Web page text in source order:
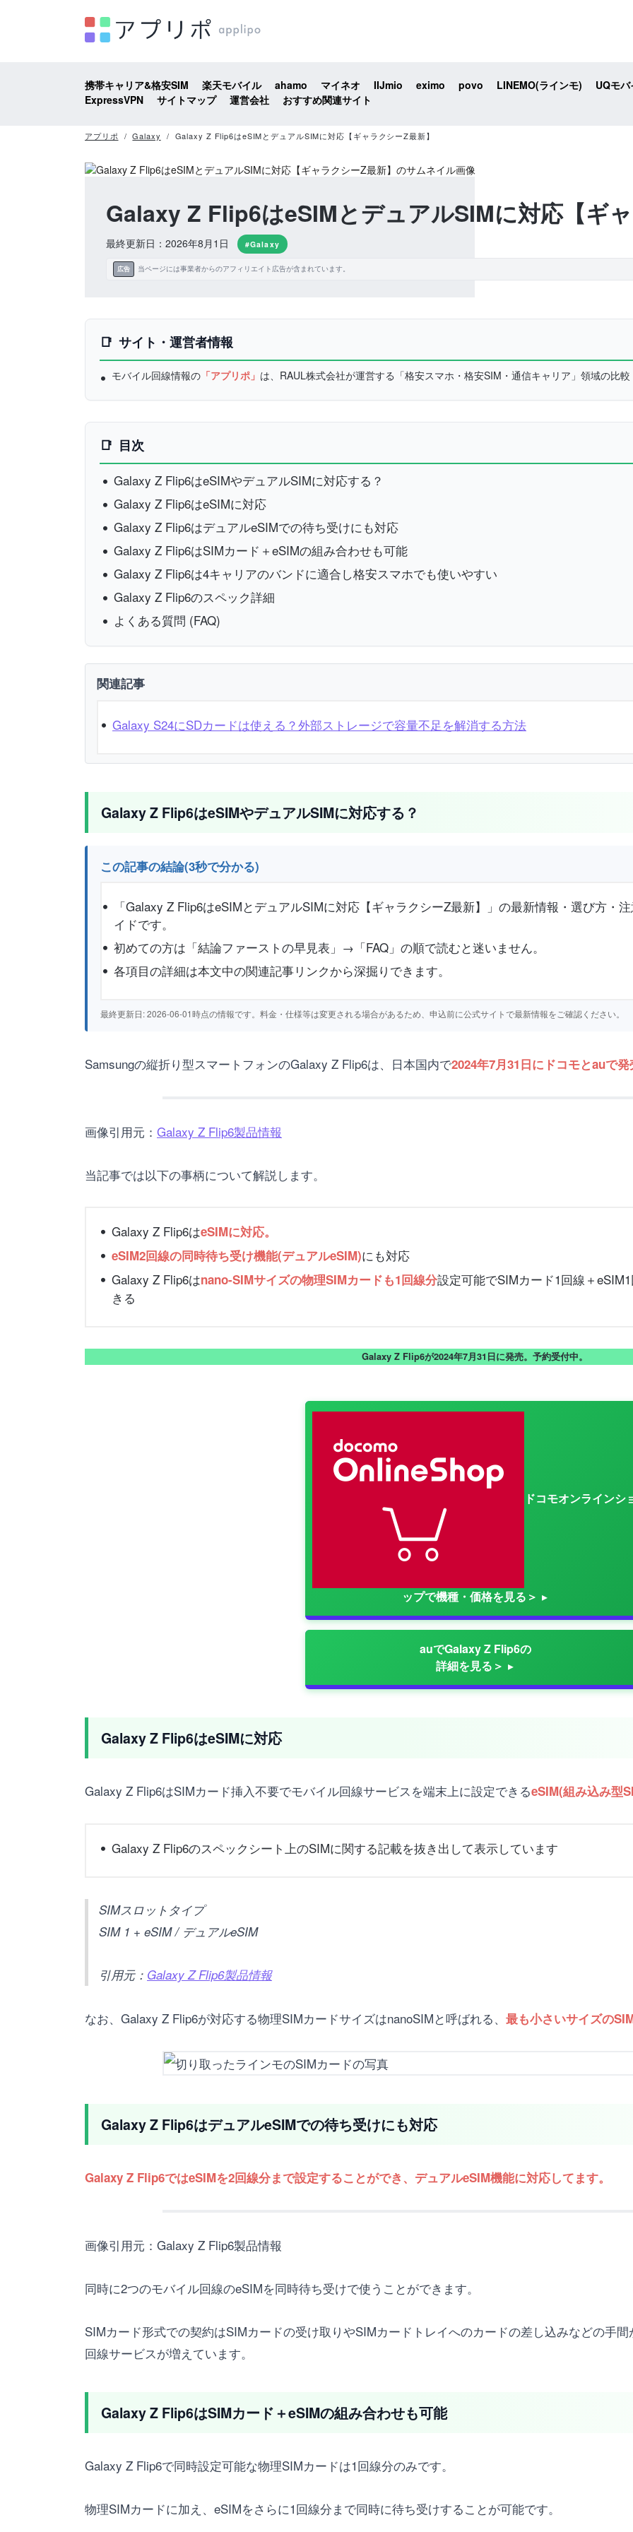
携帯キャリア&格安SIM 楽天モバイル ahamo マイネオ IIJmio eximo povo LINEMO(ラインモ) UQモ
ExpressVPN
サイトマップ 運営会社 おすすめ関連サイト
アプリポ Galaxy Galaxy Z Flip6はeSIMとデュアルSIMに対応【ギャラクシーZ最新】
Galaxy Z Flip6はeSIMとデュアルSIMに対応【ギャ
最終更新日：2026年8月1日 #Galaxy
広告 当ページには事業者からのアフィリエイト広告が含まれています。
サイト・運営者情報
モバイル回線情報の 「アプリポ」 は、RAUL株式会社が運営する「格安スマホ・格安SIM・通信キャリア」領域の比較
目次
Galaxy Z Flip6はeSIMやデュアルSIMに対応する？
Galaxy Z Flip6はeSIMに対応
Galaxy Z Flip6はデュアルeSIMでの待ち受けにも対応
Galaxy Z Flip6はSIMカード＋eSIMの組み合わせも可能
Galaxy Z Flip6は4キャリアのバンドに適合し格安スマホでも使いやすい
Galaxy Z Flip6のスペック詳細
よくある質問 (FAQ)
関連記事
Galaxy S24にSDカードは使える？外部ストレージで容量不足を解消する方法
Galaxy Z Flip6はeSIMやデュアルSIMに対応する？
この記事の結論(3秒で分かる)
「Galaxy Z Flip6はeSIMとデュアルSIMに対応【ギャラクシーZ最新】」の最新情報・選び方・
イドです。
初めての方は「結論ファーストの早見表」→「FAQ」の順で読むと迷いません。
各項目の詳細は本文中の関連記事リンクから深掘りできます。
最終更新日: 2026-06-01時点の情報です。料金・仕様等は変更される場合があるため、申込前に公式サイトで最新情報をご確認ください。
Samsungの縦折り型スマートフォンのGalaxy Z Flip6は、日本国内で2024年7月31日にドコモとauで発
画像引用元： Galaxy Z Flip6製品情報
当記事では以下の事柄について解説します。
Galaxy Z Flip6はeSIMに対応。
eSIM2回線の同時待ち受け機能(デュアルeSIM)にも対応
Galaxy Z Flip6はnano-SIMサイズの物理SIMカードも1回線分設定可能でSIMカード1回線＋
きる
Galaxy Z Flip6が2024年7月31日に発売。予約受付中。
ドコモオンラインシ
ップで機種・価格を見る＞
auでGalaxy Z Flip6の
詳細を見る＞
Galaxy Z Flip6はeSIMに対応
Galaxy Z Flip6はSIMカード挿入不要でモバイル回線サービスを端末上に設定できるeSIM(組み込み型
Galaxy Z Flip6のスペックシート上のSIMに関する記載を抜き出して表示しています
SIMスロットタイプ
SIM 1 + eSIM / デュアルeSIM
引用元： Galaxy Z Flip6製品情報
なお、Galaxy Z Flip6が対応する物理SIMカードサイズはnanoSIMと呼ばれる、 最も小さいサイズの
Galaxy Z Flip6はデュアルeSIMでの待ち受けにも対応
Galaxy Z Flip6ではeSIMを2回線分まで設定することができ、デュアルeSIM機能に対応してます。
画像引用元：Galaxy Z Flip6製品情報
同時に2つのモバイル回線のeSIMを同時待ち受けで使うことができます。
SIMカード形式での契約はSIMカードの受け取りやSIMカードトレイへのカードの差し込みなどの手
回線サービスが増えています。
Galaxy Z Flip6はSIMカード＋eSIMの組み合わせも可能
Galaxy Z Flip6で同時設定可能な物理SIMカードは1回線分のみです。
物理SIMカードに加え、eSIMをさらに1回線分まで同時に待ち受けすることが可能です。